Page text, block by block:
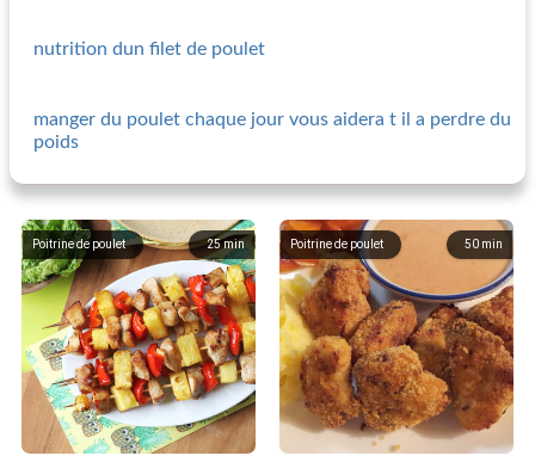
nutrition dun filet de poulet
manger du poulet chaque jour vous aidera t il a perdre du
poids
25min
Poitrine de poulet 50 min
Poitrine de poulet